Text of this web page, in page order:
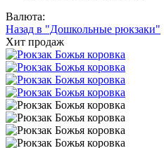
Валюта:
Назад в "Дошкольные рюкзаки"
Хит продаж